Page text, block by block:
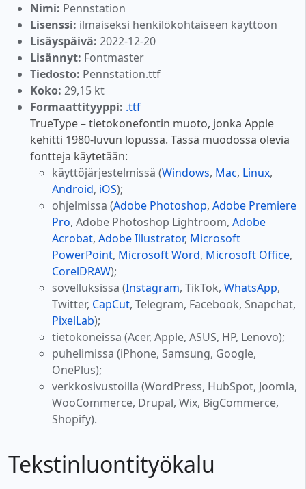
Nimi: Pennstation
Lisenssi: ilmaiseksi henkilökohtaiseen käyttöön
Lisäyspäivä: 2022-12-20
Lisännyt: Fontmaster
Tiedosto: Pennstation.ttf
Koko: 29,15 kt
Formaattityyppi: .ttf
TrueType – tietokonefontin muoto, jonka Apple
kehitti 1980-luvun lopussa. Tässä muodossa olevia
fontteja käytetään:
käyttöjärjestelmissä (Windows, Mac, Linux,
Android, iOS);
ohjelmissa (Adobe Photoshop, Adobe Premiere
Pro, Adobe Photoshop Lightroom, Adobe
Acrobat, Adobe Illustrator, Microsoft
PowerPoint, Microsoft Word, Microsoft Office,
CorelDRAW);
sovelluksissa (Instagram, TikTok, WhatsApp,
Twitter, CapCut, Telegram, Facebook, Snapchat,
PixelLab);
tietokoneissa (Acer, Apple, ASUS, HP, Lenovo);
puhelimissa (iPhone, Samsung, Google,
OnePlus);
verkkosivustoilla (WordPress, HubSpot, Joomla,
WooCommerce, Drupal, Wix, BigCommerce,
Shopify).
Tekstinluontityökalu